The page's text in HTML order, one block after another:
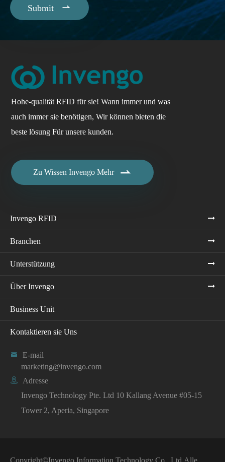
Submit 
Hohe-qualität RFID für sie! Wann immer und was
auch immer sie benötigen, Wir können bieten die
beste lösung Für unsere kunden.
Zu Wissen Invengo Mehr 
Invengo RFID
Branchen
Unterstützung
Über Invengo
Business Unit
Kontaktieren sie Uns

E-mail
marketing@invengo.com

Adresse
Invengo Technology Pte. Ltd 10 Kallang Avenue #05-15
Tower 2, Aperia, Singapore
Copyright©Invengo Information Technology Co., Ltd. Alle